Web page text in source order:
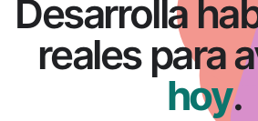
Desarrolla
reales para
hoy.